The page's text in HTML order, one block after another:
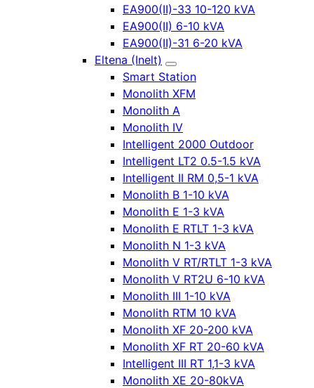
EA900(II)-33 10-120 kVA
EA900(II) 6-10 kVA
EA900(II)-31 6-20 kVA
Eltena (Inelt)
Smart Station
Monolith XFM
Monolith A
Monolith IV
Intelligent 2000 Outdoor
Intelligent LT2 0.5-1.5 kVA
Intelligent II RM 0,5-1 kVA
Monolith B 1-10 kVA
Monolith E 1-3 kVA
Monolith E RTLT 1-3 kVA
Monolith N 1-3 kVA
Monolith V RT/RTLT 1-3 kVA
Monolith V RT2U 6-10 kVA
Monolith III 1-10 kVA
Monolith RTM 10 kVA
Monolith XF 20-200 kVA
Monolith XF RT 20-60 kVA
Intelligent III RT 1,1-3 kVA
Monolith XE 20-80kVA